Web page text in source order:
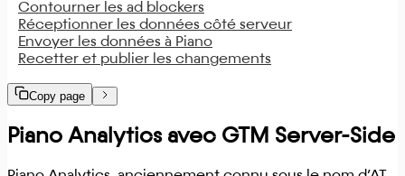
Contourner les ad blockers
Réceptionner les données côté serveur
Envoyer les données à Piano
Recetter et publier les changements
Copy page
Piano Analytics avec GTM Server-Side